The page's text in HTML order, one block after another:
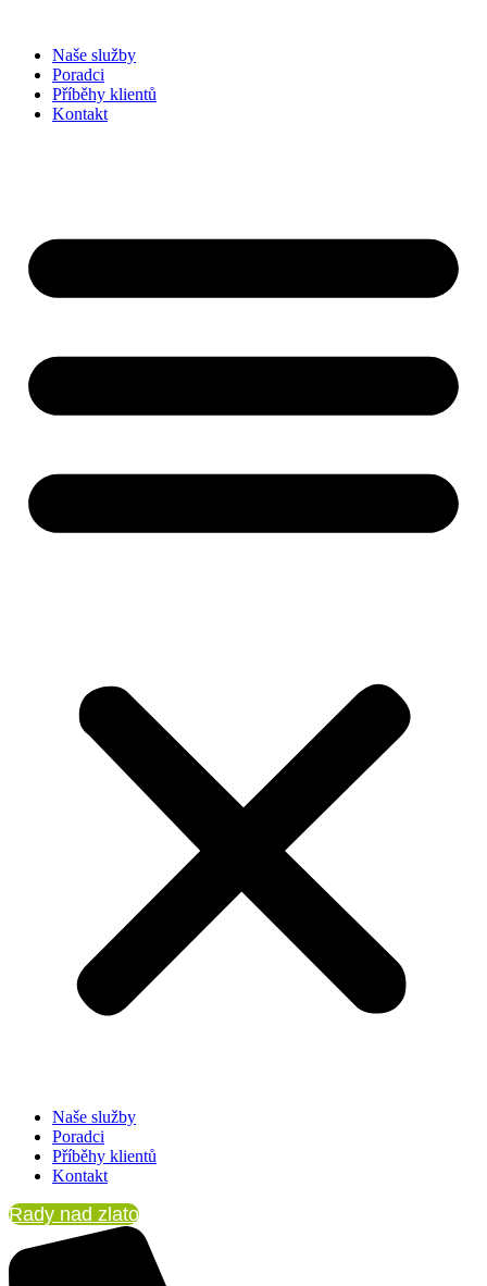
obsahuNaše služby
Poradci
Příběhy klientů
Kontakt
Naše služby
Poradci
Příběhy klientů
Kontakt
Rady nad zlato